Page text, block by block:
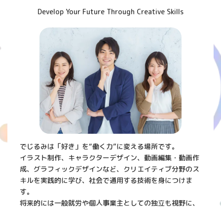
Develop Your Future Through Creative Skills
でじるみは「好き」を“働く力”に変える場所です。
イラスト制作、キャラクターデザイン、動画編集・動画作
成、グラフィックデザインなど、クリエイティブ分野のス
キルを実践的に学び、社会で通用する技術を身につけま
す。
将来的には一般就労や個人事業主としての独立も視野に、